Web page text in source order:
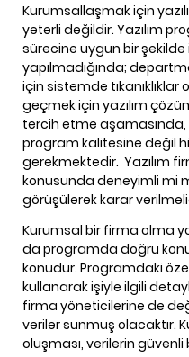
Kurumsallaşmak için
yeterli değildir. Yazılım
sürecine uygun bir
yapılmadığında;
için sistemde tıkanıklıklar
geçmek için yazılım
tercih etme
program kalitesine değil
gerekmektedir. Yazılım
konusunda deneyimli mi
görüşülerek karar
Kurumsal bir firma olma
da programda doğru
konudur. Programdaki
kullanarak işiyle ilgili
firma yöneticilerine de
veriler sunmuş olacaktır.
oluşması, verilerin güvenli